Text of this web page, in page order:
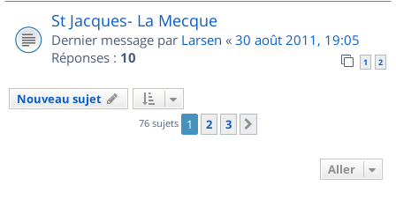
St Jacques- La Mecque
Dernier message par Larsen « 30 août 2011, 19:05
Réponses : 10 1 2
Nouveau sujet
76 sujets 1 2 3
Aller